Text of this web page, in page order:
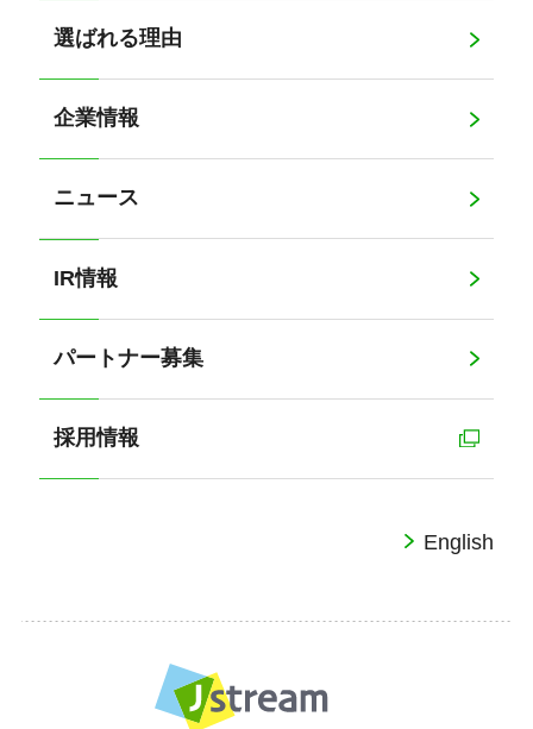
選ばれる理由
企業情報
ニュース
IR情報
パートナー募集
採用情報
English